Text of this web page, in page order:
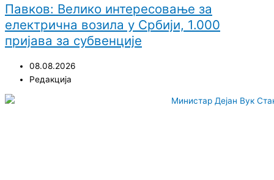
Павков: Велико интересовање за
електрична возила у Србији, 1.000
пријава за субвенције
08.08.2026
Редакција